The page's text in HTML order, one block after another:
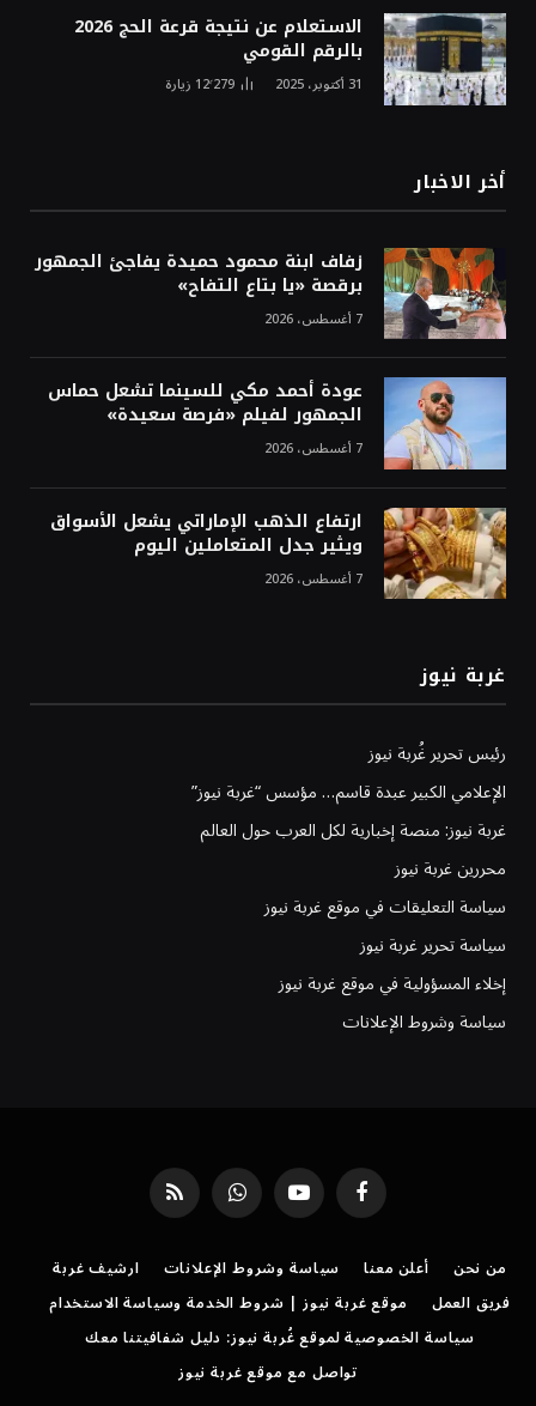
الاستعلام عن نتيجة قرعة الحج 2026
بالرقم القومي
31 أكتوبر، 2025 12٬279 زيارة
أخر الاخبار
زفاف ابنة محمود حميدة يفاجئ الجمهور
برقصة «يا بتاع التفاح»
7 أغسطس، 2026
عودة أحمد مكي للسينما تشعل حماس
الجمهور لفيلم «فرصة سعيدة»
7 أغسطس، 2026
ارتفاع الذهب الإماراتي يشعل الأسواق
ويثير جدل المتعاملين اليوم
7 أغسطس، 2026
غربة نيوز
رئيس تحرير غُربة نيوز
الإعلامي الكبير عبدة قاسم… مؤسس “غربة نيوز”
غربة نيوز: منصة إخبارية لكل العرب حول العالم
محررين غربة نيوز
سياسة التعليقات في موقع غربة نيوز
سياسة تحرير غربة نيوز
إخلاء المسؤولية في موقع غربة نيوز
سياسة وشروط الإعلانات
فيسبوك يوتيوب واتساب RSS
من نحن أعلن معنا سياسة وشروط الإعلانات
ارشيف غربة
فريق العمل
موقع غربة نيوز | شروط الخدمة وسياسة الاستخدام
سياسة الخصوصية لموقع غُربة نيوز: دليل شفافيتنا معك
تواصل مع موقع غربة نيوز